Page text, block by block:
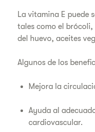
La vitamina E puede
tales como el
del huevo, aceites
Algunos de los
Mejora la
Ayuda al
cardiovascular.